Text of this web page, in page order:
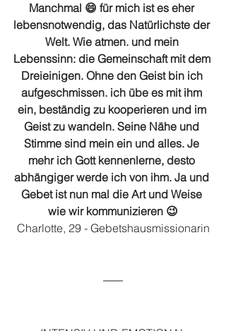
Manchmal 😄 für mich ist es eher
lebensnotwendig, das Natürlichste der
Welt. Wie atmen. und mein
Lebenssinn: die Gemeinschaft mit dem
Dreieinigen. Ohne den Geist bin ich
aufgeschmissen. ich übe es mit ihm
ein, beständig zu kooperieren und im
Geist zu wandeln. Seine Nähe und
Stimme sind mein ein und alles. Je
mehr ich Gott kennenlerne, desto
abhängiger werde ich von ihm. Ja und
Gebet ist nun mal die Art und Weise
wie wir kommunizieren 😉
Charlotte, 29 - Gebetshausmissionarin